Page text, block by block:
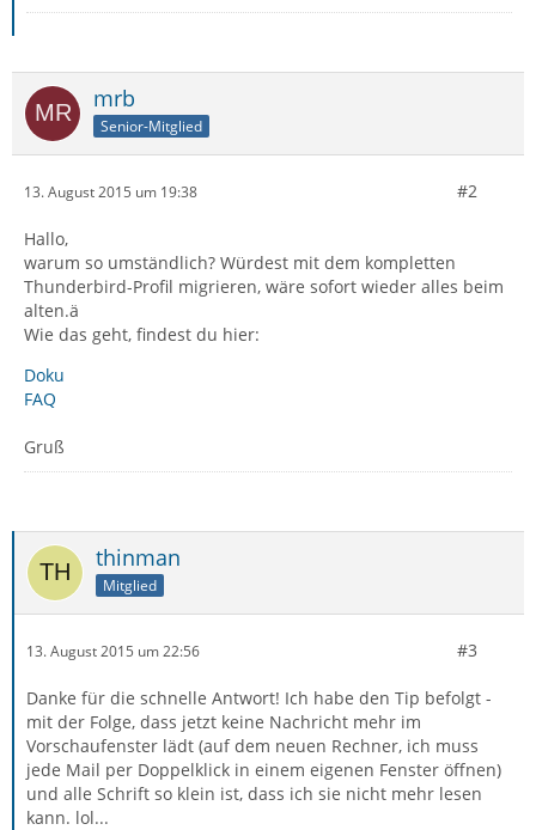
mrb
Senior-Mitglied
13. August 2015 um 19:38 #2
Hallo,
warum so umständlich? Würdest mit dem kompletten
Thunderbird-Profil migrieren, wäre sofort wieder alles beim
alten.ä
Wie das geht, findest du hier:
Doku
FAQ
Gruß
thinman
Mitglied
13. August 2015 um 22:56 #3
Danke für die schnelle Antwort! Ich habe den Tip befolgt -
mit der Folge, dass jetzt keine Nachricht mehr im
Vorschaufenster lädt (auf dem neuen Rechner, ich muss
jede Mail per Doppelklick in einem eigenen Fenster öffnen)
und alle Schrift so klein ist, dass ich sie nicht mehr lesen
kann. lol...